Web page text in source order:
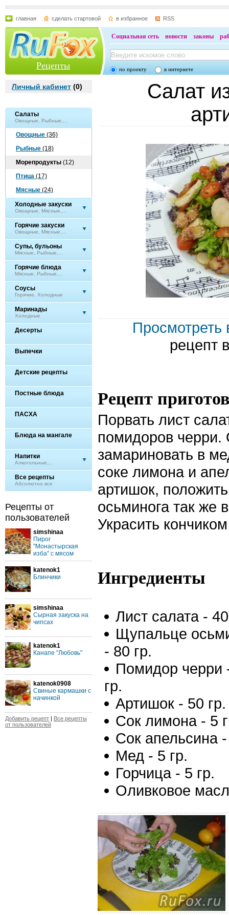
главная сделать стартовой в избранное RSS
Рецепты
Социальная сеть новости законы
по проекту в интернете
Личный кабинет (0)
Салаты
Овощные, Рыбные,...
Овощные (36)
Рыбные (18)
Морепродукты (12)
Птица (17)
Мясные (24)
Холодные закуски
Овощные, Мясные,...
Горячие закуски
Овощные, Мясные,...
Супы, бульоны
Мясные, Рыбные,...
Горячие блюда
Мясные, Рыбные,...
Соусы
Горячие, Холодные
Маринады
Холодные
Десерты
Выпечки
Детские рецепты
Постные блюда
ПАСХА
Блюда на мангале
Напитки
Алкогольные,...
Все рецепты
Абсолютно все
Рецепты от
пользователей
simshinaa
Пирог
"Монастырская
изба" с мясом
katenok1
Блинчики
simshinaa
Сырная закуска на
чипсах
katenok1
Канапе "Любовь"
katenok0908
Свиные кармашки с
начинкой
Добавить рецепт | Все рецепты
от пользователей
Салат
Просмотреть
рецепт
Рецепт
Порвать лист
помидоров черри.
замариновать в
соке лимона и
артишок,
осьминога так же
Украсить
Ингредиенты
Лист салата -
Щупальце
- 80 гр.
Помидор черри
гр.
Артишок - 50 гр.
Сок лимона - 5
Сок апельсина
Мед - 5 гр.
Горчица - 5 гр.
Оливковое